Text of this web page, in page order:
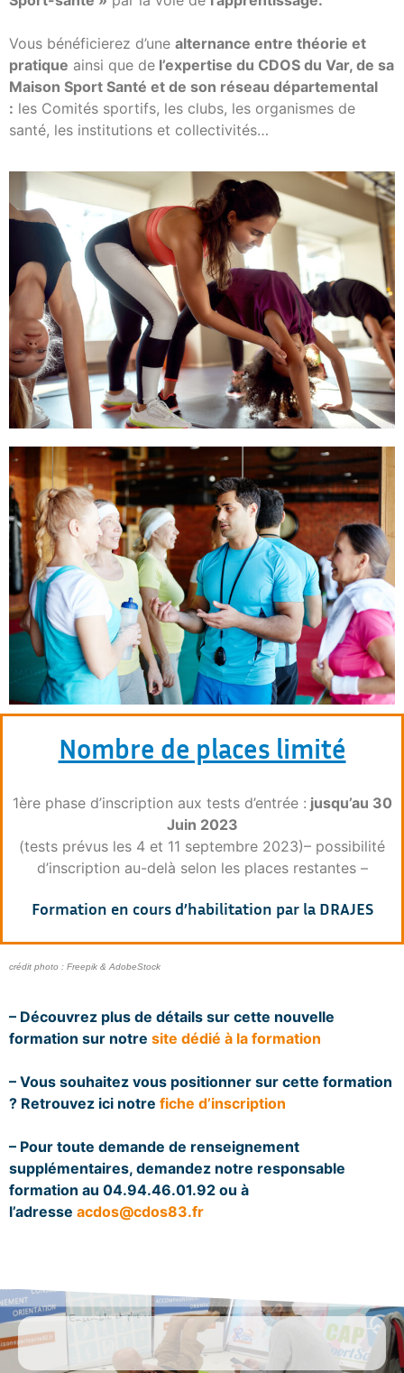
Vous bénéficierez d’une alternance entre théorie et
pratique ainsi que de l’expertise du CDOS du Var, de sa
Maison Sport Santé et de son réseau départemental
: les Comités sportifs, les clubs, les organismes de
santé, les institutions et collectivités…
Nombre de places limité
1ère phase d’inscription aux tests d’entrée : jusqu’au 30
Juin 2023
(tests prévus les 4 et 11 septembre 2023)– possibilité
d’inscription au-delà selon les places restantes –
Formation en cours d’habilitation par la DRAJES
crédit photo : Freepik & AdobeStock
– Découvrez plus de détails sur cette nouvelle
formation sur notre site dédié à la formation
– Vous souhaitez vous positionner sur cette formation
? Retrouvez ici notre fiche d’inscription
– Pour toute demande de renseignement
supplémentaires, demandez notre responsable
formation au 04.94.46.01.92 ou à
l’adresse acdos@cdos83.fr